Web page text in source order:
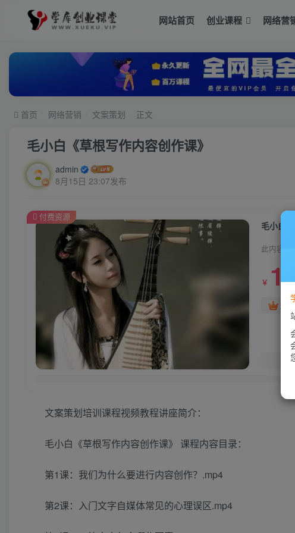
网站首页 创业课程 网络营
首页 网络营销 文案策划 正文
毛小白《草根写作内容创作课》
admin
8月15日 23:07发布
毛小白
此内容为
￥
超
付费资源
文案策划培训课程视频教程讲座简介：
毛小白《草根写作内容创作课》 课程内容目录：
第1课：我们为什么要进行内容创作？.mp4
第2课：入门文字自媒体常见的心理误区.mp4